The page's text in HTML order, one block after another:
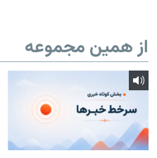
از همین مجموعه